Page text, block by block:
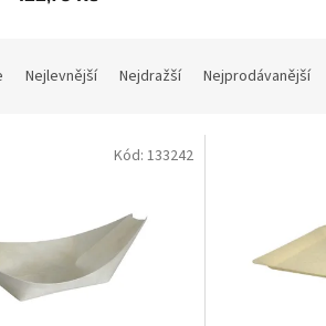
Nejlevnější Nejdražší Nejprodávanější
Kód: 133242